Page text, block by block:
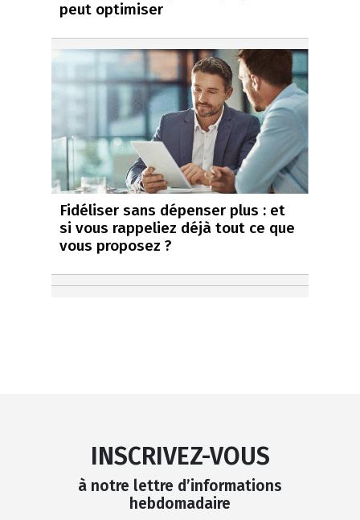
peut optimiser
Fidéliser sans dépenser plus : et
si vous rappeliez déjà tout ce que
vous proposez ?
INSCRIVEZ-VOUS
à notre lettre d’informations
hebdomadaire